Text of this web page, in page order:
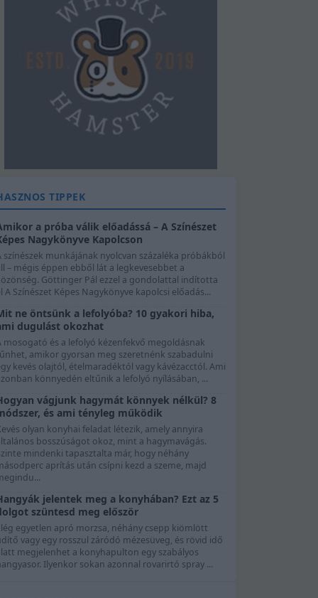
TIPPEK
a próba válik előadássá – A Színészet
Nagykönyve Kapolcson
színészek munkájának nyolcvan százaléka próbákból
– mégis éppen ebből lát a legkevesebbet a
Göttinger Pál ezzel a gondolattal indította
A Színészet Képes Nagykönyve kapolcsi előadás...
ne öntsünk a lefolyóba? 10 gyakori hiba,
dugulást okozhat
mosogató és a lefolyó kézenfekvő megoldásnak
amikor gyorsan meg szeretnénk szabadulni
kevés olajtól, ételmaradéktól vagy kávézacctól. Ami
könnyedén eltűnik a lefolyó nyílásában, ...
vágjunk hagymát könnyek nélkül? 8
és ami tényleg működik
olyan konyhai feladat létezik, amely annyira
bosszúságot okoz, mint a hagymavágás.
mindenki tapasztalta már, hogy néhány
aprítás után csípni kezd a szeme, majd
jelentek meg a konyhában? Ezt az 5
szüntesd meg először
egyetlen apró morzsa, néhány csepp kiömlött
vagy egy rosszul záródó mézesüveg, és rövid idő
megjelenhet a konyhapulton egy szabályos
Ilyenkor sokan azonnal rovarirtó spray ...